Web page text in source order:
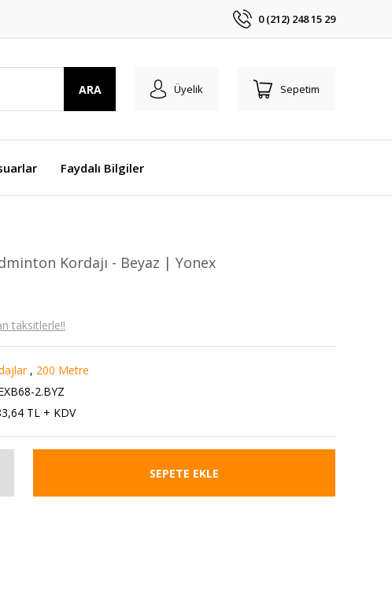
0 (212) 248 15 29
ARA Üyelik Sepetim
Faydalı Bilgiler
Kordajı - Beyaz | Yonex
taksitlerle!!
, 200 Metre
2.BYZ
TL + KDV
SEPETE EKLE